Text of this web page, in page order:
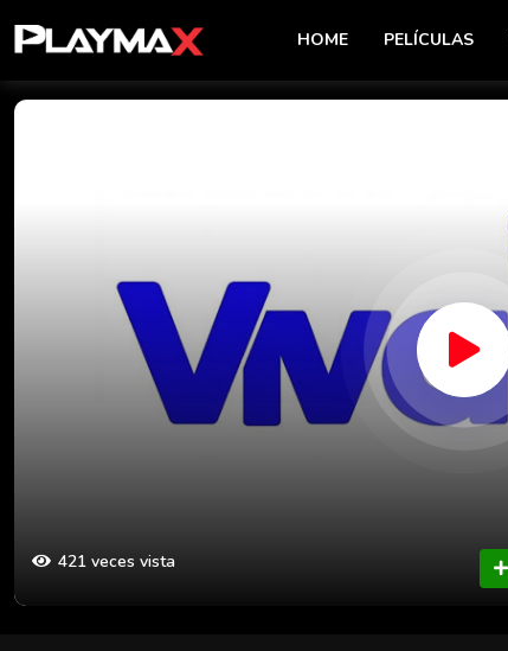
HOME PELÍCULAS
421 veces vista